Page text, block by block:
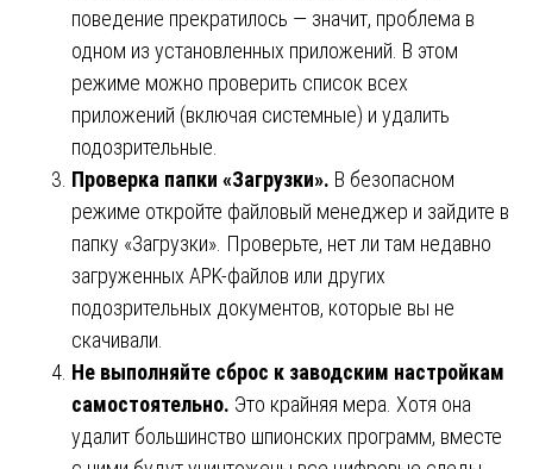
поведение прекратилось — значит, проблема в
одном из установленных приложений. В этом
режиме можно проверить список всех
приложений (включая системные) и удалить
подозрительные.
Проверка папки «Загрузки». В безопасном
режиме откройте файловый менеджер и зайдите в
папку «Загрузки». Проверьте, нет ли там недавно
загруженных APK-файлов или других
подозрительных документов, которые вы не
скачивали.
Не выполняйте сброс к заводским настройкам
самостоятельно. Это крайняя мера. Хотя она
удалит большинство шпионских программ, вместе